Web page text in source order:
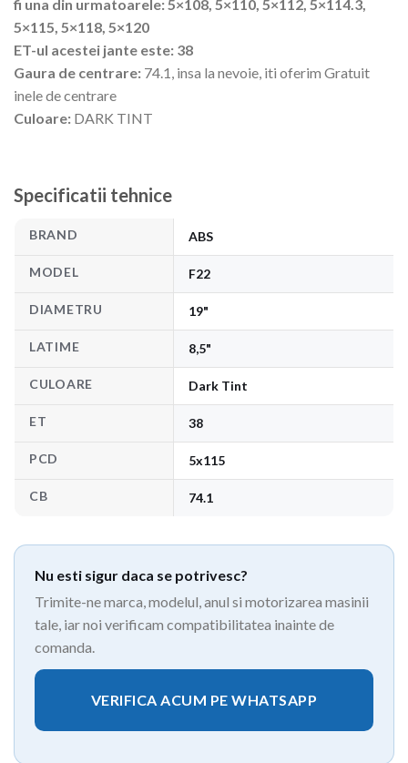
fi una din urmatoarele: 5×108, 5×110, 5×112, 5×114.3,
5×115, 5×118, 5×120
ET-ul acestei jante este: 38
Gaura de centrare: 74.1, insa la nevoie, iti oferim Gratuit
inele de centrare
Culoare: DARK TINT
Specificatii tehnice
BRAND ABS
MODEL F22
DIAMETRU 19"
LATIME 8,5"
CULOARE Dark Tint
ET 38
PCD 5x115
CB 74.1
Nu esti sigur daca se potrivesc?
Trimite-ne marca, modelul, anul si motorizarea masinii
tale, iar noi verificam compatibilitatea inainte de
comanda.
VERIFICA ACUM PE WHATSAPP